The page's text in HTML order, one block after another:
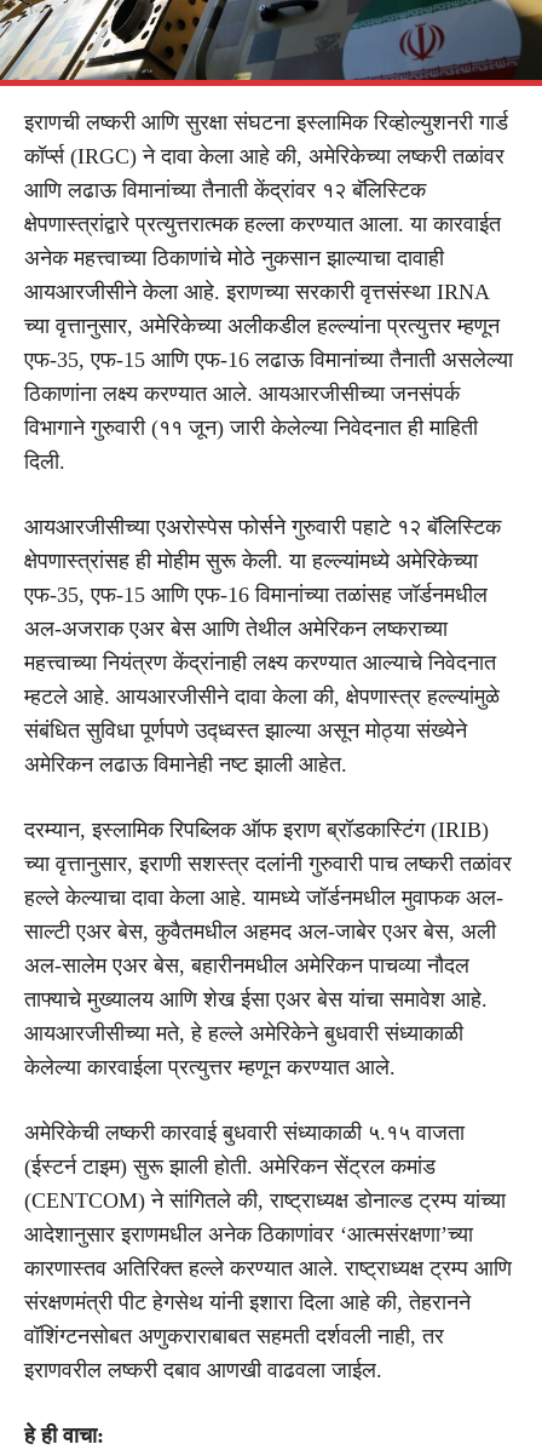
इराणची लष्करी आणि सुरक्षा संघटना इस्लामिक रिव्होल्युशनरी गार्ड
कॉर्प्स (IRGC) ने दावा केला आहे की, अमेरिकेच्या लष्करी तळांवर
आणि लढाऊ विमानांच्या तैनाती केंद्रांवर १२ बॅलिस्टिक
क्षेपणास्त्रांद्वारे प्रत्युत्तरात्मक हल्ला करण्यात आला. या कारवाईत
अनेक महत्त्वाच्या ठिकाणांचे मोठे नुकसान झाल्याचा दावाही
आयआरजीसीने केला आहे. इराणच्या सरकारी वृत्तसंस्था IRNA
च्या वृत्तानुसार, अमेरिकेच्या अलीकडील हल्ल्यांना प्रत्युत्तर म्हणून
एफ-35, एफ-15 आणि एफ-16 लढाऊ विमानांच्या तैनाती असलेल्या
ठिकाणांना लक्ष्य करण्यात आले. आयआरजीसीच्या जनसंपर्क
विभागाने गुरुवारी (११ जून) जारी केलेल्या निवेदनात ही माहिती
दिली.
आयआरजीसीच्या एअरोस्पेस फोर्सने गुरुवारी पहाटे १२ बॅलिस्टिक
क्षेपणास्त्रांसह ही मोहीम सुरू केली. या हल्ल्यांमध्ये अमेरिकेच्या
एफ-35, एफ-15 आणि एफ-16 विमानांच्या तळांसह जॉर्डनमधील
अल-अजराक एअर बेस आणि तेथील अमेरिकन लष्कराच्या
महत्त्वाच्या नियंत्रण केंद्रांनाही लक्ष्य करण्यात आल्याचे निवेदनात
म्हटले आहे. आयआरजीसीने दावा केला की, क्षेपणास्त्र हल्ल्यांमुळे
संबंधित सुविधा पूर्णपणे उद्ध्वस्त झाल्या असून मोठ्या संख्येने
अमेरिकन लढाऊ विमानेही नष्ट झाली आहेत.
दरम्यान, इस्लामिक रिपब्लिक ऑफ इराण ब्रॉडकास्टिंग (IRIB)
च्या वृत्तानुसार, इराणी सशस्त्र दलांनी गुरुवारी पाच लष्करी तळांवर
हल्ले केल्याचा दावा केला आहे. यामध्ये जॉर्डनमधील मुवाफक अल-
साल्टी एअर बेस, कुवैतमधील अहमद अल-जाबेर एअर बेस, अली
अल-सालेम एअर बेस, बहारीनमधील अमेरिकन पाचव्या नौदल
ताफ्याचे मुख्यालय आणि शेख ईसा एअर बेस यांचा समावेश आहे.
आयआरजीसीच्या मते, हे हल्ले अमेरिकेने बुधवारी संध्याकाळी
केलेल्या कारवाईला प्रत्युत्तर म्हणून करण्यात आले.
अमेरिकेची लष्करी कारवाई बुधवारी संध्याकाळी ५.१५ वाजता
(ईस्टर्न टाइम) सुरू झाली होती. अमेरिकन सेंट्रल कमांड
(CENTCOM) ने सांगितले की, राष्ट्राध्यक्ष डोनाल्ड ट्रम्प यांच्या
आदेशानुसार इराणमधील अनेक ठिकाणांवर ‘आत्मसंरक्षणा’च्या
कारणास्तव अतिरिक्त हल्ले करण्यात आले. राष्ट्राध्यक्ष ट्रम्प आणि
संरक्षणमंत्री पीट हेगसेथ यांनी इशारा दिला आहे की, तेहरानने
वॉशिंग्टनसोबत अणुकराराबाबत सहमती दर्शवली नाही, तर
इराणवरील लष्करी दबाव आणखी वाढवला जाईल.
हे ही वाचा: